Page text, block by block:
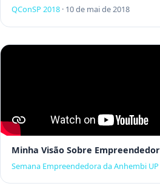
QConSP 2018· 10 de mai de 2018
Minha Visão Sobre
Semana Empreendedora da Anhembi UP